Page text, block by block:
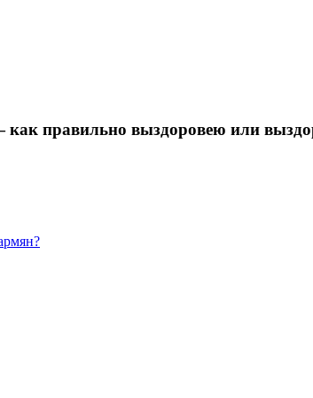
правильно выздоровею или